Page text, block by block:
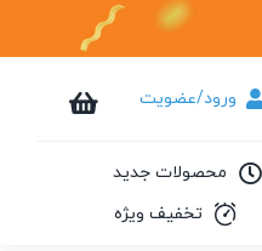
ورود/عضویت
محصولات جدید
تخفیف ویژه